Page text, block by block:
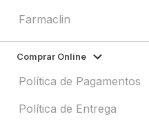
Farmaclin
Comprar Online
Política de Pagamentos
Política de Entrega